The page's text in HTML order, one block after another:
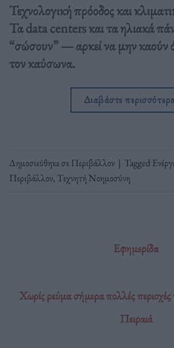
Τεχνολογική πρόοδος και
Τα data centers και τα ηλιακά
“σώσουν” — αρκεί να μην
τον καύσωνα.
Διαβάστε
Δημοσιεύθηκε σεΠεριβάλλον | Tagged
Περιβάλλον, Τεχνητή Νοημοσύνη
Εφημερίδα
Χωρίς ρεύμα σήμερα πολλές
Πειραιά